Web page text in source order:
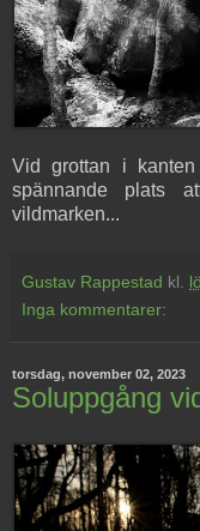
Vid grottan i
spännande plats
vildmarken...
Gustav Rappestad kl.
Inga kommentarer:
torsdag, november 02, 2023
Soluppgång